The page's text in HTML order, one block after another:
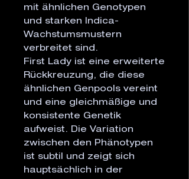
mit ähnlichen Genotypen
und starken Indica-
Wachstumsmustern
verbreitet sind.
First Lady ist eine erweiterte
Rückkreuzung, die diese
ähnlichen Genpools vereint
und eine gleichmäßige und
konsistente Genetik
aufweist. Die Variation
zwischen den Phänotypen
ist subtil und zeigt sich
hauptsächlich in der